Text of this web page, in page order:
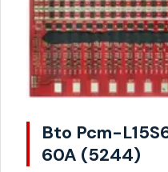
Bto Pcm-
60A (5244)